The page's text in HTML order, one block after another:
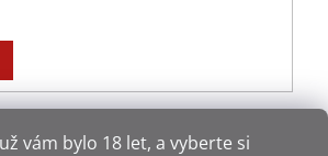
vám bylo 18 let, a vyberte si